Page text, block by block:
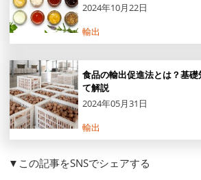
2024年10月22日
輸出
食品の輸出促進法とは？基
て解説
2024年05月31日
輸出
▼この記事をSNSでシェアする